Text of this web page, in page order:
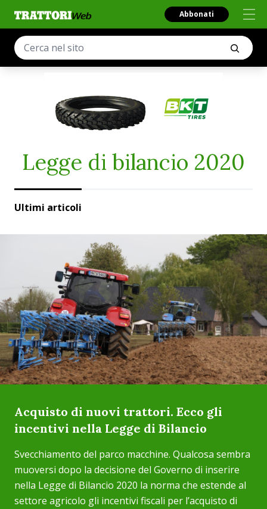
Abbonati
Legge di bilancio 2020
Ultimi articoli
Acquisto di nuovi trattori. Ecco gli
incentivi nella Legge di Bilancio
Svecchiamento del parco macchine. Qualcosa sembra
muoversi dopo la decisione del Governo di inserire
nella Legge di Bilancio 2020 la norma che estende al
settore agricolo gli incentivi fiscali per l’acquisto di